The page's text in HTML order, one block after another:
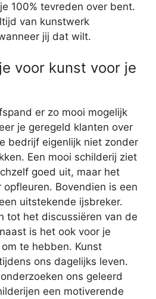
100% tevreden over bent.
van kunstwerk
jij dat wilt.
voor kunst voor je
er zo mooi mogelijk
je geregeld klanten over
bedrijf eigenlijk niet zonder
Een mooi schilderij ziet
goed uit, maar het
opfleuren. Bovendien is een
uitstekende ijsbreker.
tot het discussiëren van de
is het ook voor je
te hebben. Kunst
ons dagelijks leven.
ons geleerd
een motiverende